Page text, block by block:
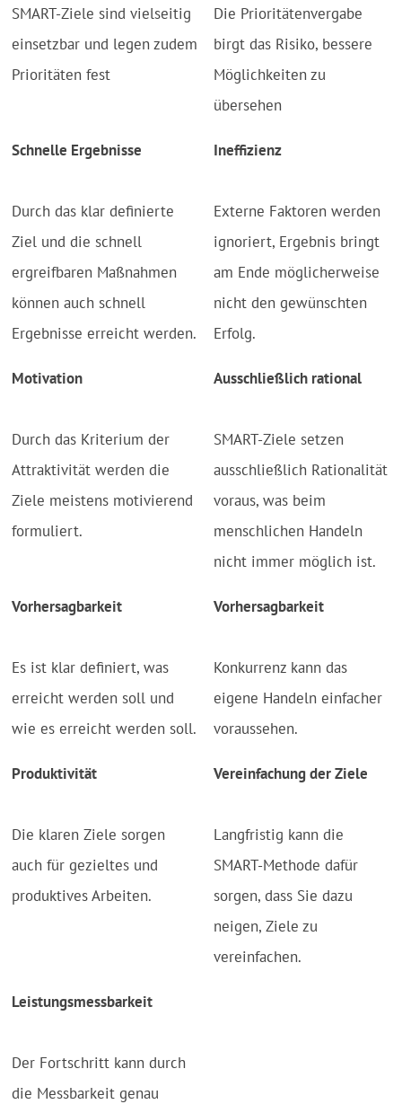
SMART-Ziele sind vielseitig
einsetzbar und legen zudem
Prioritäten fest
Die Prioritätenvergabe
birgt das Risiko, bessere
Möglichkeiten zu
übersehen
Schnelle Ergebnisse
Durch das klar definierte
Ziel und die schnell
ergreifbaren Maßnahmen
können auch schnell
Ergebnisse erreicht werden.
Ineffizienz
Externe Faktoren werden
ignoriert, Ergebnis bringt
am Ende möglicherweise
nicht den gewünschten
Erfolg.
Motivation
Durch das Kriterium der
Attraktivität werden die
Ziele meistens motivierend
formuliert.
Ausschließlich rational
SMART-Ziele setzen
ausschließlich Rationalität
voraus, was beim
menschlichen Handeln
nicht immer möglich ist.
Vorhersagbarkeit
Es ist klar definiert, was
erreicht werden soll und
wie es erreicht werden soll.
Vorhersagbarkeit
Konkurrenz kann das
eigene Handeln einfacher
voraussehen.
Produktivität
Die klaren Ziele sorgen
auch für gezieltes und
produktives Arbeiten.
Vereinfachung der Ziele
Langfristig kann die
SMART-Methode dafür
sorgen, dass Sie dazu
neigen, Ziele zu
vereinfachen.
Leistungsmessbarkeit
Der Fortschritt kann durch
die Messbarkeit genau